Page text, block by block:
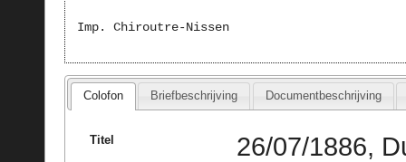
Imp. Chiroutre-Nissen
Colofon Briefbeschrijving Documentbeschrijving
Titel
26/07/1886,